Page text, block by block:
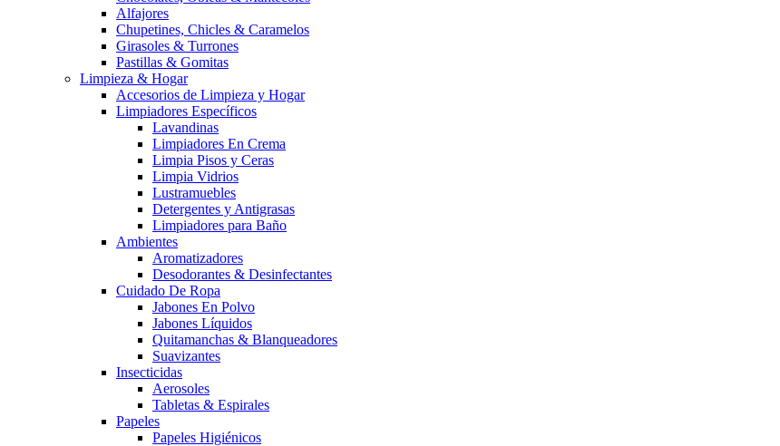
Alfajores
Chupetines, Chicles & Caramelos
Girasoles & Turrones
Pastillas & Gomitas
Limpieza & Hogar
Accesorios de Limpieza y Hogar
Limpiadores Específicos
Lavandinas
Limpiadores En Crema
Limpia Pisos y Ceras
Limpia Vidrios
Lustramuebles
Detergentes y Antigrasas
Limpiadores para Baño
Ambientes
Aromatizadores
Desodorantes & Desinfectantes
Cuidado De Ropa
Jabones En Polvo
Jabones Líquidos
Quitamanchas & Blanqueadores
Suavizantes
Insecticidas
Aerosoles
Tabletas & Espirales
Papeles
Papeles Higiénicos